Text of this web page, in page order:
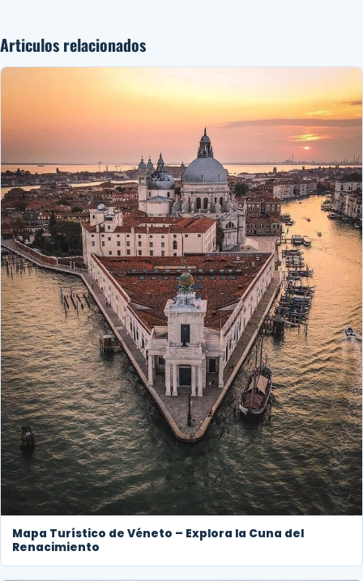
Articulos relacionados
Mapa Turístico de Véneto – Explora la Cuna del
Renacimiento